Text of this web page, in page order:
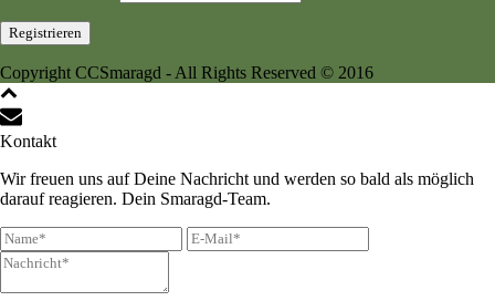
Copyright CCSmaragd - All Rights Reserved © 2016
Kontakt
Wir freuen uns auf Deine Nachricht und werden so bald als möglich
darauf reagieren. Dein Smaragd-Team.